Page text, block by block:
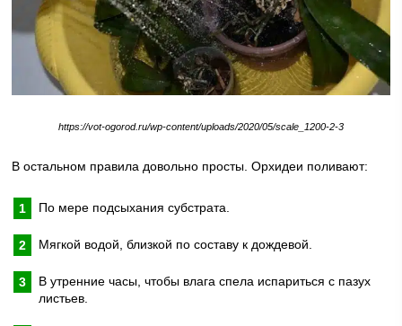
https://vot-ogorod.ru/wp-content/uploads/2020/05/scale_1200-2-3
В остальном правила довольно просты. Орхидеи поливают:
По мере подсыхания субстрата.
Мягкой водой, близкой по составу к дождевой.
В утренние часы, чтобы влага спела испариться с пазух
листьев.